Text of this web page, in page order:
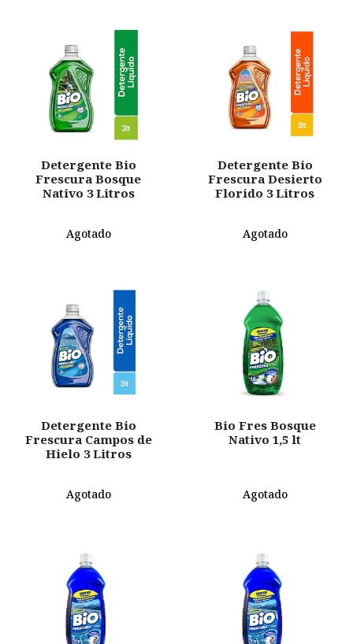
Detergente Bio
Frescura Bosque
Nativo 3 Litros
Agotado
Detergente Bio
Frescura Desierto
Florido 3 Litros
Agotado
Detergente Bio
Frescura Campos de
Hielo 3 Litros
Agotado
Bio Fres Bosque
Nativo 1,5 lt
Agotado